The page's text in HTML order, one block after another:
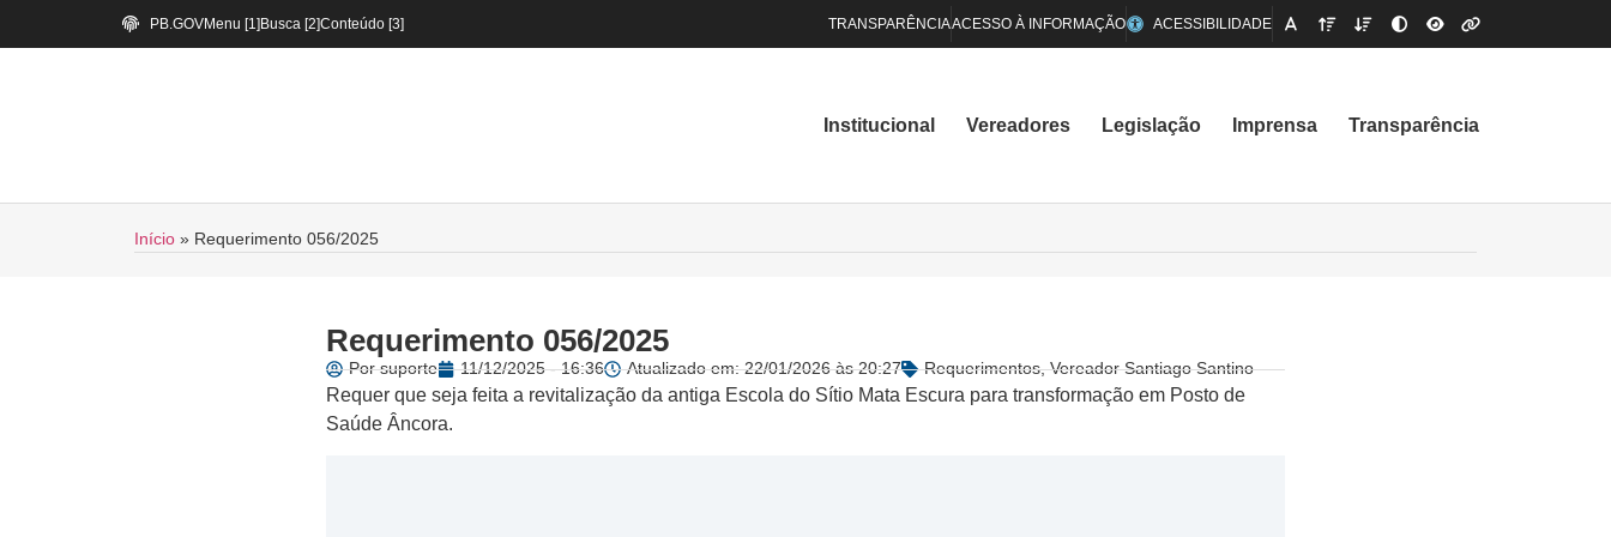
PB.GOVMenu [1] Busca [2]Conteúdo [3] TRANSPARÊNCIAACESSO À INFORMAÇÃO ACESSIBILIDADE
Institucional Vereadores Legislação Imprensa Transparência
Início » Requerimento 056/2025
Requerimento 056/2025
Porsuporte 11/12/2025 - 16:36 Atualizado em: 22/01/2026 às 20:27 Requerimentos,Vereador Santiago Santino
Requer que seja feita a revitalização da antiga Escola do Sítio Mata Escura para transformação em Posto de
Saúde Âncora.